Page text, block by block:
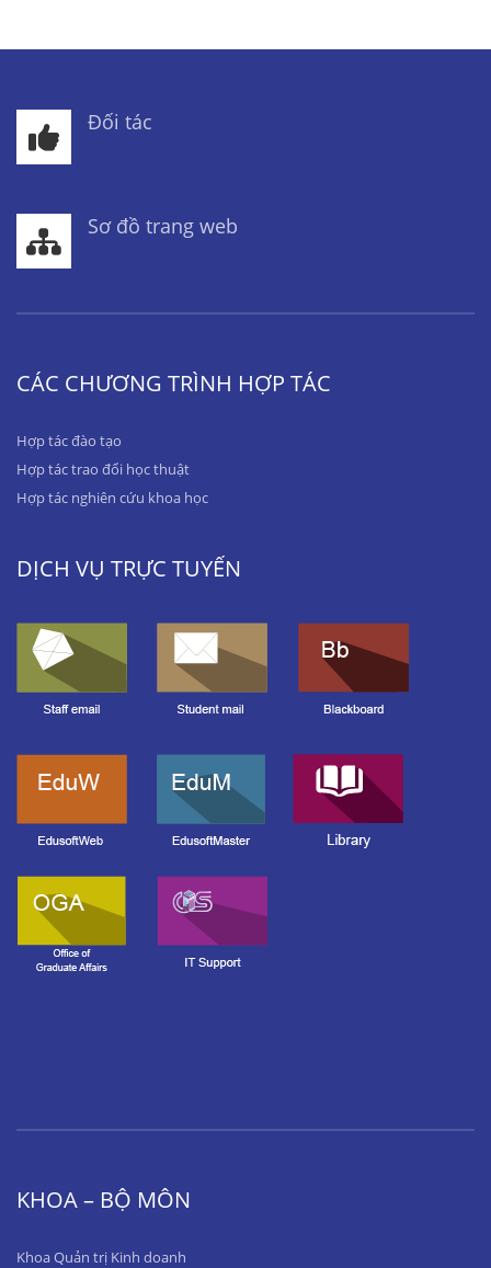
Đối tác
Sơ đồ trang web
CÁC CHƯƠNG TRÌNH HỢP TÁC
Hợp tác đào tạo
Hợp tác trao đổi học thuật
Hợp tác nghiên cứu khoa học
DỊCH VỤ TRỰC TUYẾN
KHOA – BỘ MÔN
Khoa Quản trị Kinh doanh